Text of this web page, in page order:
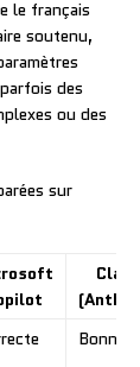
le français
soutenu,
des
ou des
sur
Bonne